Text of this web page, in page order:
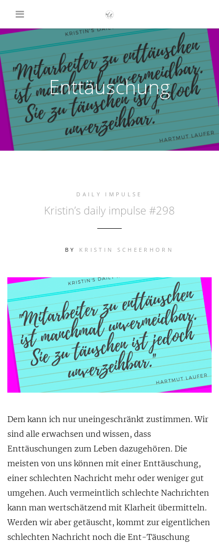
Enttäuschung
DAILY IMPULSE
Kristin’s daily impulse #298
BY KRISTIN SCHEERHORN
Dem kann ich nur uneingeschränkt zustimmen. Wir
sind alle erwachsen und wissen, dass
Enttäuschungen zum Leben dazugehören. Die
meisten von uns können mit einer Enttäuschung,
einer schlechten Nachricht mehr oder weniger gut
umgehen. Auch vermeintlich schlechte Nachrichten
kann man wertschätzend mit Klarheit übermitteln.
Werden wir aber getäuscht, kommt zur eigentlichen
schlechten Nachricht noch die Ent-Täuschung